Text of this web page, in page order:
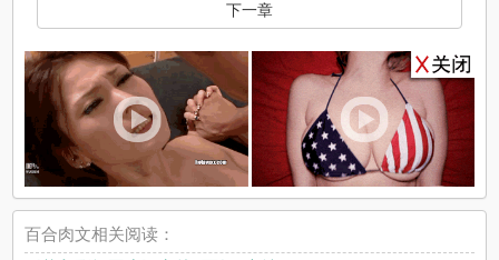
下一章
百合肉文相关阅读：